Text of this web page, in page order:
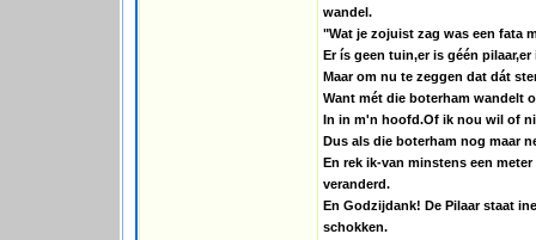
wandel.
"Wat je zojuist zag was een fata
Er ís geen tuin,er is géén
Maar om nu te zeggen dat dát
Want mét die boterham wandelt
In in m'n hoofd.Of ik nou wil of
Dus als die boterham nog maar
En rek ik-van minstens een
veranderd.
En Godzijdank! De Pilaar staat
schokken.